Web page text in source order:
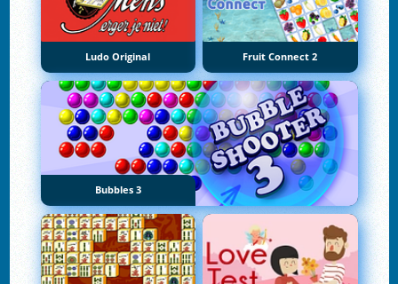
Ludo Original Fruit Connect 2
Bubbles 3